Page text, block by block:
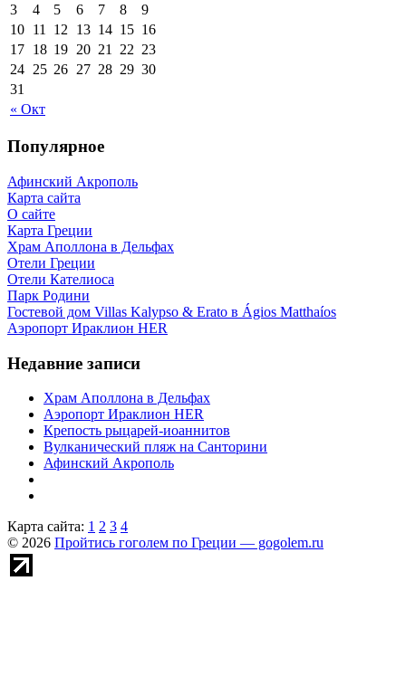
« Окт
3
4 5 6 7 8
9
10 11 12 13 14 15 16
17 18 19 20 21 22 23
24 25 26 27 28 29 30
31
Популярное
Афинский Акрополь
Карта сайта
О сайте
Карта Греции
Храм Аполлона в Дельфах
Отели Греции
Отели Кателиоса
Парк Родини
Гостевой дом Villas Kalypso & Erato в Ágios Matthaíos
Аэропорт Ираклион HER
Недавние записи
Храм Аполлона в Дельфах
Аэропорт Ираклион HER
Крепость рыцарей-иоаннитов
Вулканический пляж на Санторини
Афинский Акрополь
Карта сайта: 1 2 3 4
© 2026 Пройтись гоголем по Греции — gogolem.ru